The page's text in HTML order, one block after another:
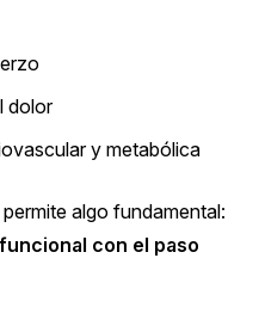
dolor
y metabólica
algo fundamental:
con el paso